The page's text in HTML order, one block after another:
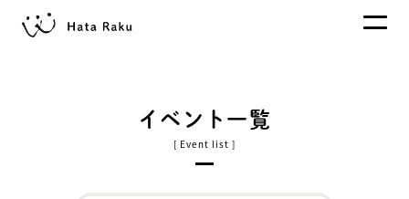
イベント一覧